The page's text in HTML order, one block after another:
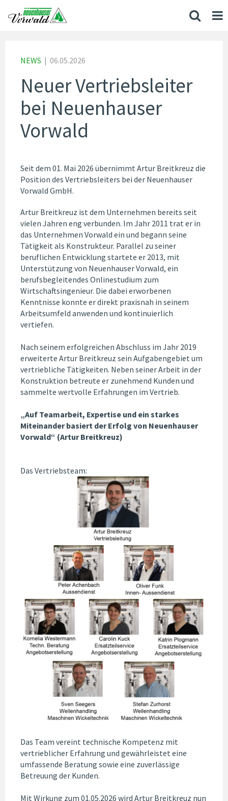
NEWS | 06.05.2026
Neuer Vertriebsleiter
bei Neuenhauser
Vorwald
Seit dem 01. Mai 2026 übernimmt Artur Breitkreuz die
Position des Vertriebsleiters bei der Neuenhauser
Vorwald GmbH.
Artur Breitkreuz ist dem Unternehmen bereits seit
vielen Jahren eng verbunden. Im Jahr 2011 trat er in
das Unternehmen Vorwald ein und begann seine
Tätigkeit als Konstrukteur. Parallel zu seiner
beruflichen Entwicklung startete er 2013, mit
Unterstützung von Neuenhauser Vorwald, ein
berufsbegleitendes Onlinestudium zum
Wirtschaftsingenieur. Die dabei erworbenen
Kenntnisse konnte er direkt praxisnah in seinem
Arbeitsumfeld anwenden und kontinuierlich
vertiefen.
Nach seinem erfolgreichen Abschluss im Jahr 2019
erweiterte Artur Breitkreuz sein Aufgabengebiet um
vertriebliche Tätigkeiten. Neben seiner Arbeit in der
Konstruktion betreute er zunehmend Kunden und
sammelte wertvolle Erfahrungen im Vertrieb.
„Auf Teamarbeit, Expertise und ein starkes
Miteinander basiert der Erfolg von Neuenhauser
Vorwald“ (Artur Breitkreuz)
Das Vertriebsteam:
Das Team vereint technische Kompetenz mit
vertrieblicher Erfahrung und gewährleistet eine
umfassende Beratung sowie eine zuverlässige
Betreuung der Kunden.
Mit Wirkung zum 01.05.2026 wird Artur Breitkreuz nun